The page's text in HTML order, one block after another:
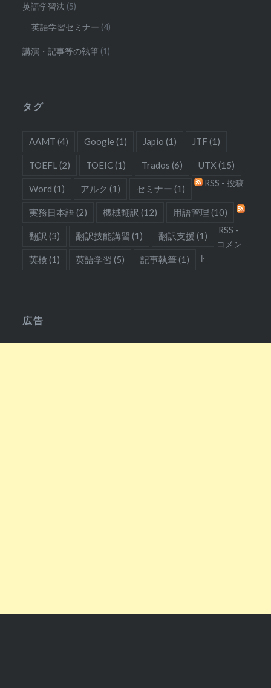
英語学習法 (5)
英語学習セミナー (4)
講演・記事等の執筆 (1)
タグ
AAMT (4) Google (1) Japio (1) JTF(1)
TOEFL (2) TOEIC(1) Trados (6) UTX (15)
Word (1) アルク (1) セミナー (1)
実務日本語 (2) 機械翻訳 (12) 用語管理 (10)
翻訳 (3) 翻訳技能講習 (1) 翻訳支援 (1)
英検 (1) 英語学習 (5) 記事執筆(1)
RSS - 投稿
RSS -
コメン
ト
広告